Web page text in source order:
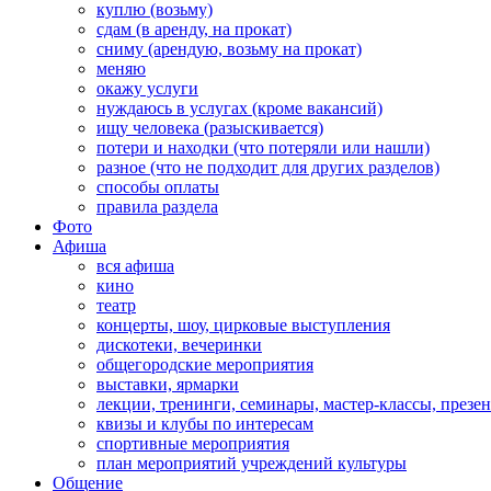
куплю (возьму)
сдам (в аренду, на прокат)
сниму (арендую, возьму на прокат)
меняю
окажу услуги
нуждаюсь в услугах (кроме вакансий)
ищу человека (разыскивается)
потери и находки (что потеряли или нашли)
разное (что не подходит для других разделов)
способы оплаты
правила раздела
Фото
Афиша
вся афиша
кино
театр
концерты, шоу, цирковые выступления
дискотеки, вечеринки
общегородские мероприятия
выставки, ярмарки
лекции, тренинги, семинары, мастер-классы,
квизы и клубы по интересам
спортивные мероприятия
план мероприятий учреждений культуры
Общение